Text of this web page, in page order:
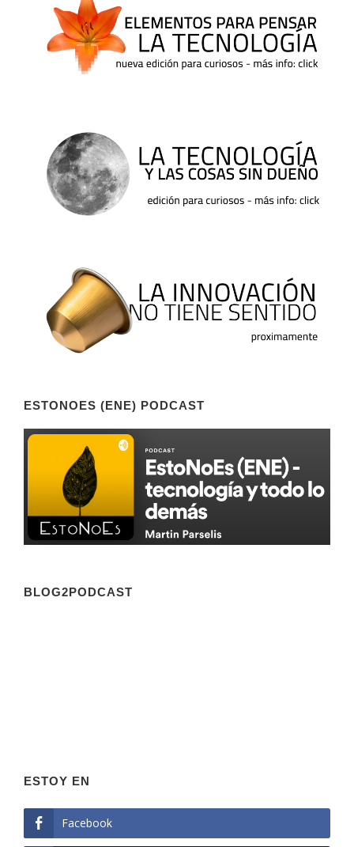
ESTONOES (ENE) PODCAST
BLOG2PODCAST
ESTOY EN
Facebook